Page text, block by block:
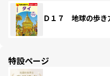
Ｄ１７ 地球の歩
特設ページ